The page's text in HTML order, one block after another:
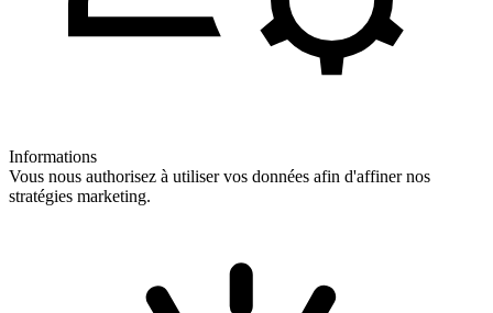
Informations
Vous nous authorisez à utiliser vos données afin d'affiner nos
stratégies marketing.